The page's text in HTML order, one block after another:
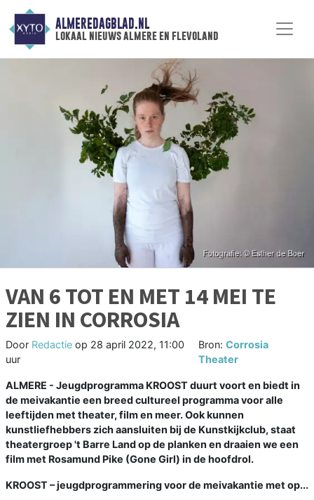
ALMEREDAGBLAD.NL
lokaal nieuws almere en flevoland
VAN 6 TOT EN MET 14 MEI TE
ZIEN IN CORROSIA
Door Redactie op 28 april 2022, 11:00
uur
Bron: Corrosia
Theater
ALMERE - Jeugdprogramma KROOST duurt voort en biedt in
de meivakantie een breed cultureel programma voor alle
leeftijden met theater, film en meer. Ook kunnen
kunstliefhebbers zich aansluiten bij de Kunstkijkclub, staat
theatergroep 't Barre Land op de planken en draaien we een
film met Rosamund Pike (Gone Girl) in de hoofdrol.
KROOST – jeugdprogrammering voor de meivakantie met op...